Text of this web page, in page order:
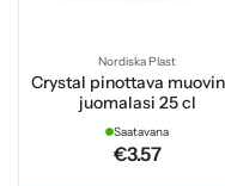
Nordiska Plast
Crystal pinottava
juomalasi 25 cl
Saatavana
€3.57